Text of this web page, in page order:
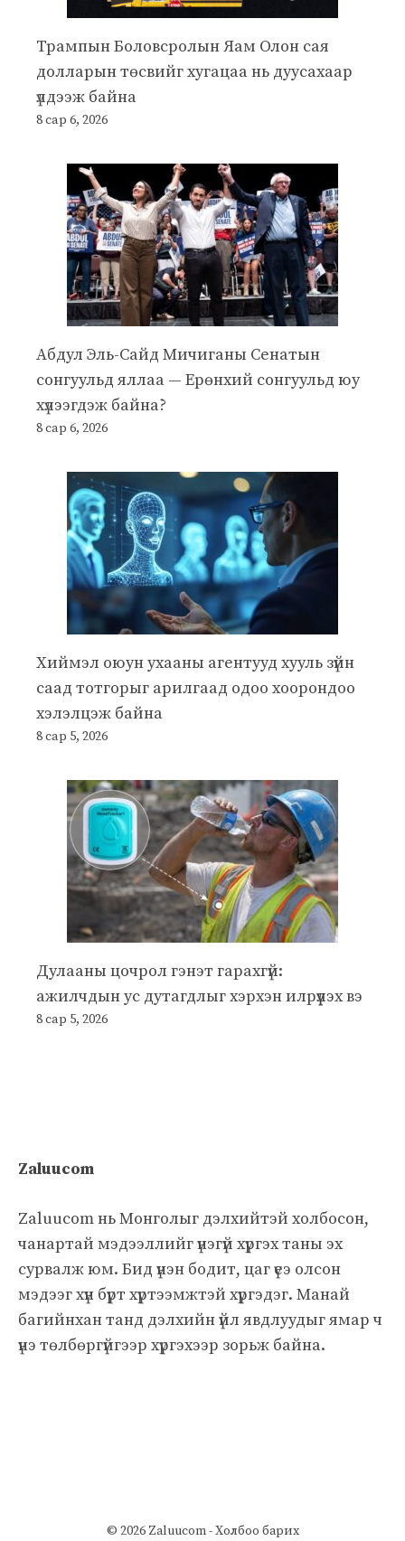
Трампын Боловсролын Яам Олон сая
долларын төсвийг хугацаа нь дуусахаар
үлдээж байна
8 сар 6, 2026
Абдул Эль-Сайд Мичиганы Сенатын
сонгуульд яллаа — Ерөнхий сонгуульд юу
хүлээгдэж байна?
8 сар 6, 2026
Хиймэл оюун ухааны агентууд хууль зүйн
саад тотгорыг арилгаад одоо хоорондоо
хэлэлцэж байна
8 сар 5, 2026
Дулааны цочрол гэнэт гарахгүй:
ажилчдын ус дутагдлыг хэрхэн илрүүлэх вэ
8 сар 5, 2026
Zaluucom
Zaluucom нь Монголыг дэлхийтэй холбосон,
чанартай мэдээллийг үнэгүй хүргэх таны эх
сурвалж юм. Бид үнэн бодит, цаг үеэ олсон
мэдээг хүн бүрт хүртээмжтэй хүргэдэг. Манай
багийнхан танд дэлхийн үйл явдлуудыг ямар ч
үнэ төлбөргүйгээр хүргэхээр зорьж байна.
© 2026 Zaluucom -Холбоо барих